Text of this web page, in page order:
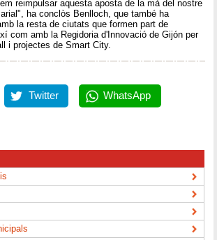
reimpulsar aquesta aposta de la mà del nostre
ha conclòs Benlloch, que també ha
la resta de ciutats que formen part de
com amb la Regidoria d'Innovació de Gijón per
i projectes de Smart City.
Twitter WhatsApp